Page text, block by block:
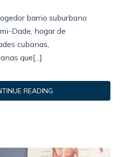
barrio suburbano
Dade, hogar de
cubanas,
que[...]
READING